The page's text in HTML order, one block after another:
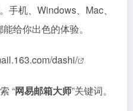
手机、Windows、Mac、
给你出色的体验。
dashi/
“网易邮箱大师”关键词。